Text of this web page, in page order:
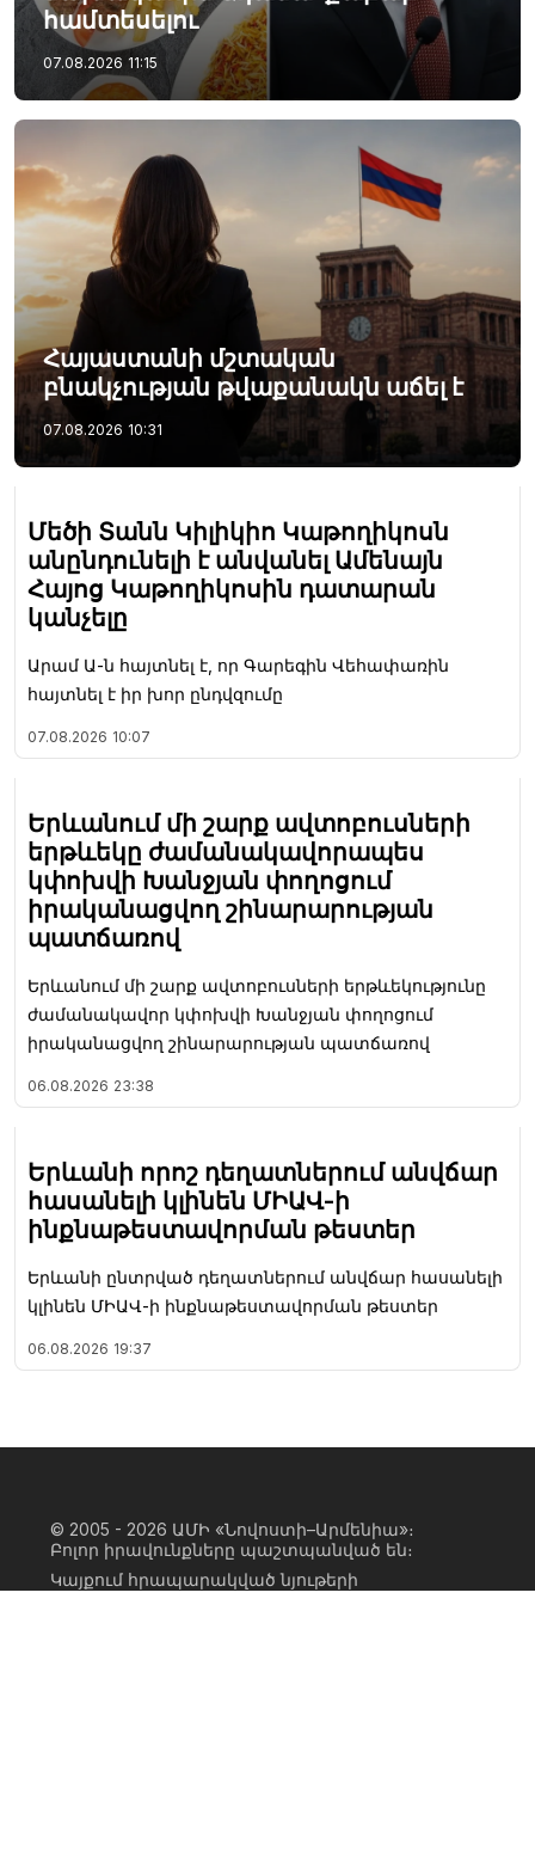
համտեսելու
07.08.2026 11:15
Հայաստանի մշտական
բնակչության թվաքանակն աճել է
07.08.2026 10:31
Մեծի Տանն Կիլիկիո Կաթողիկոսն
անընդունելի է անվանել Ամենայն
Հայոց Կաթողիկոսին դատարան
կանչելը
Արամ Ա-ն հայտնել է, որ Գարեգին Վեհափառին
հայտնել է իր խոր ընդվզումը
07.08.2026 10:07
Երևանում մի շարք ավտոբուսների
երթևեկը ժամանակավորապես
կփոխվի Խանջյան փողոցում
իրականացվող շինարարության
պատճառով
Երևանում մի շարք ավտոբուսների երթևեկությունը
ժամանակավոր կփոխվի Խանջյան փողոցում
իրականացվող շինարարության պատճառով
06.08.2026 23:38
Երևանի որոշ դեղատներում անվճար
հասանելի կլինեն ՄԻԱՎ-ի
ինքնաթեստավորման թեստեր
Երևանի ընտրված դեղատներում անվճար հասանելի
կլինեն ՄԻԱՎ-ի ինքնաթեստավորման թեստեր
06.08.2026 19:37
© 2005 - 2026 ԱՄԻ «Նովոստի–Արմենիա»։
Բոլոր իրավունքները պաշտպանված են։
Կայքում հրապարակված նյութերի